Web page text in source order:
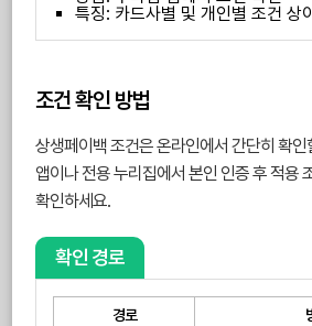
특징: 카드사별 및 개인별 조건 상이
조건 확인 방법
상생페이백 조건은 온라인에서 간단히 확
앱이나 전용 누리집에서 본인 인증 후 적용
확인하세요.
확인 경로
경로